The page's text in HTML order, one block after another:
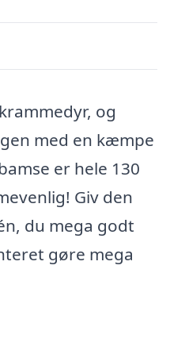
og
med en kæmpe
er hele 130
Giv den
du mega godt
gøre mega